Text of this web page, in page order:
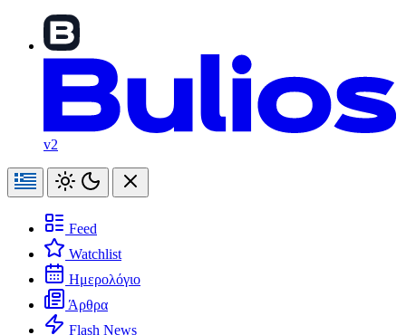
v2
Feed
Watchlist
Ημερολόγιο
Άρθρα
Flash News